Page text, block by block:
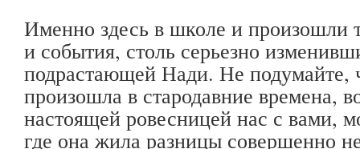
Именно здесь в школе и произошли
и события, столь серьезно
подрастающей Нади. Не подумайте,
произошла в стародавние времена,
настоящей ровесницей нас с вами,
где она жила разницы совершенно